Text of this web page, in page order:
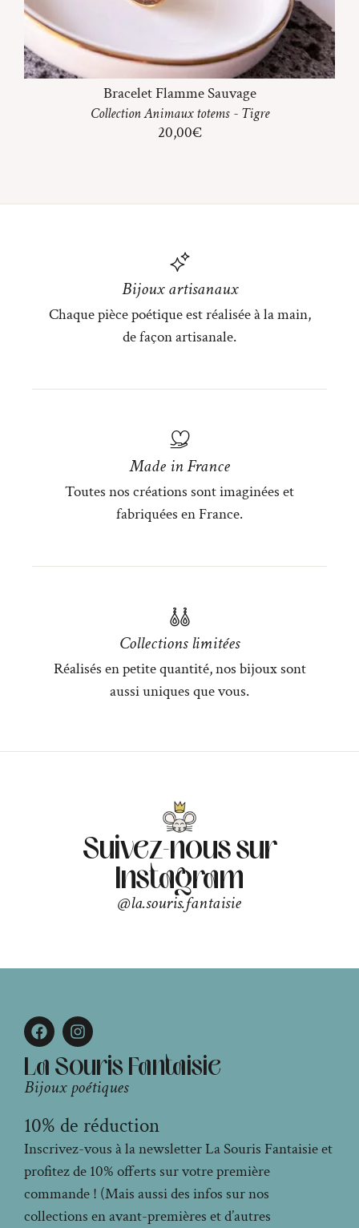
Bracelet Flamme Sauvage
CollectionAnimaux totems - Tigre
20,00€
Bijoux artisanaux
Chaque pièce poétique est réalisée à la main,
de façon artisanale.
Made in France
Toutes nos créations sont imaginées et
fabriquées en France.
Collections limitées
Réalisés en petite quantité, nos bijoux sont
aussi uniques que vous.
Suivez-nous sur
Instagram
@la.souris.fantaisie
La Souris Fantaisie
Bijoux poétiques
10% de réduction
Inscrivez-vous à la newsletter La Souris Fantaisie et
profitez de 10% offerts sur votre première
commande ! (Mais aussi des infos sur nos
collections en avant-premières et d’autres